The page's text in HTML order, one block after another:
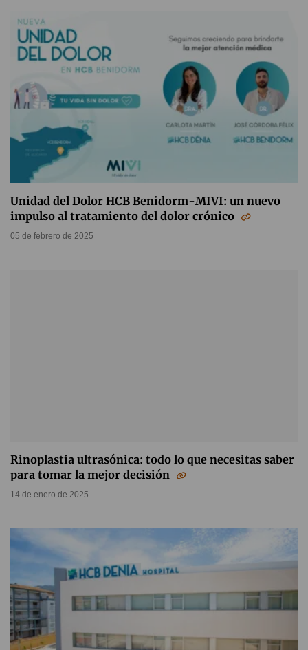
Unidad del Dolor HCB Benidorm-MIVI: un nuevo
impulso al tratamiento del dolor crónico
05 de febrero de 2025
Rinoplastia ultrasónica: todo lo que necesitas saber
para tomar la mejor decisión
14 de enero de 2025